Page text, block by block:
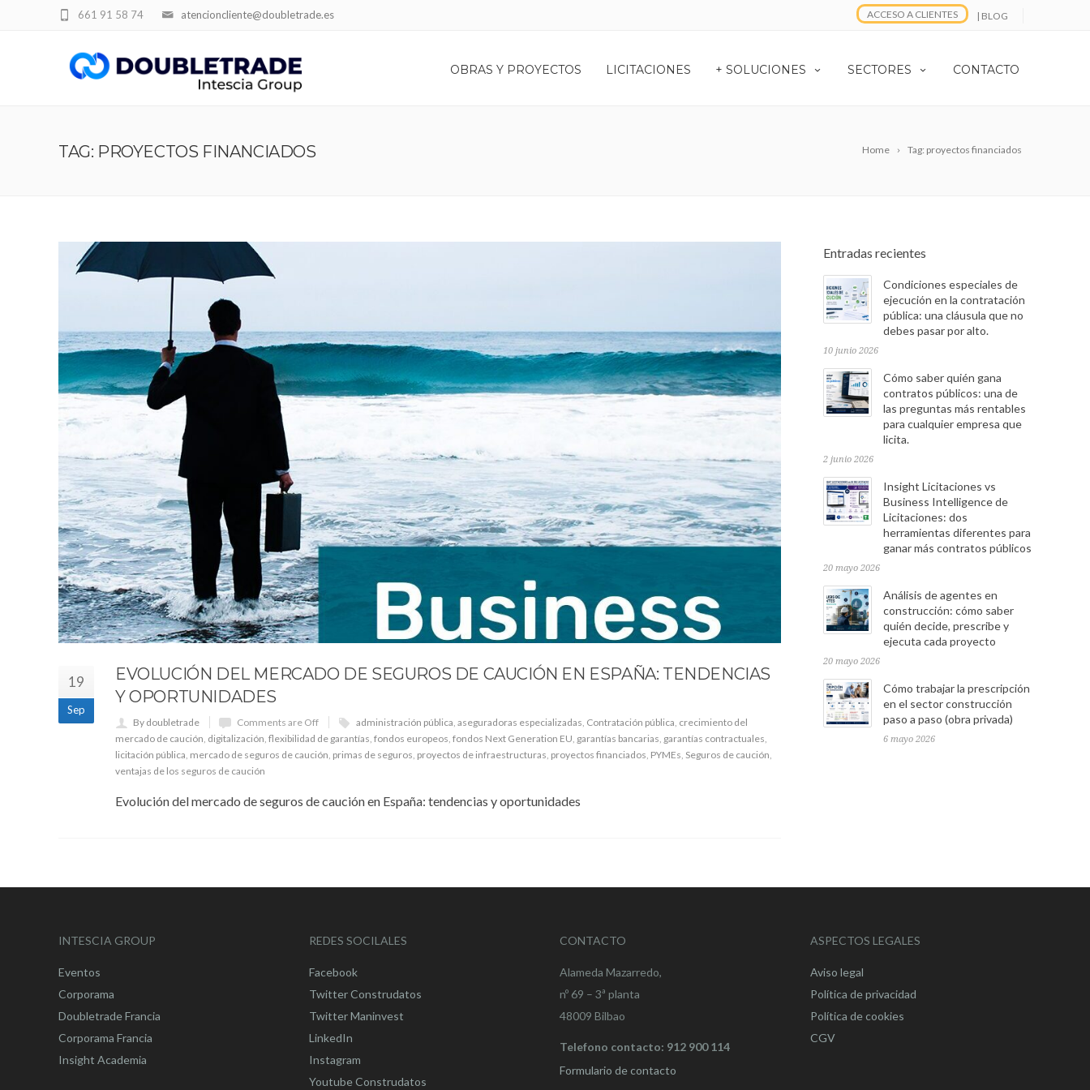
atencioncliente@doubletrade.es
661 91 58 74 ACCESO A CLIENTES | BLOG
OBRAS Y PROYECTOS LICITACIONES + SOLUCIONES SECTORES CONTACTO
Home Tag: proyectos financiados
TAG: PROYECTOS FINANCIADOS
19
Sep
EVOLUCIÓN DEL MERCADO DE SEGUROS DE CAUCIÓN EN ESPAÑA: TENDENCIAS
Y OPORTUNIDADES
By doubletrade Comments are Off administración pública, aseguradoras especializadas, Contratación pública, crecimiento del
mercado de caución, digitalización, flexibilidad de garantías, fondos europeos, fondos Next Generation EU, garantías bancarias, garantías contractuales,
licitación pública, mercado de seguros de caución, primas de seguros, proyectos de infraestructuras, proyectos financiados, PYMEs, Seguros de caución,
ventajas de los seguros de caución
Evolución del mercado de seguros de caución en España: tendencias y oportunidades
Entradas recientes
Condiciones especiales de
ejecución en la contratación
pública: una cláusula que no
debes pasar por alto.
10 junio 2026
Cómo saber quién gana
contratos públicos: una de
las preguntas más rentables
para cualquier empresa que
licita.
2 junio 2026
Insight Licitaciones vs
Business Intelligence de
Licitaciones: dos
herramientas diferentes para
ganar más contratos públicos
20 mayo 2026
Análisis de agentes en
construcción: cómo saber
quién decide, prescribe y
ejecuta cada proyecto
20 mayo 2026
Cómo trabajar la prescripción
en el sector construcción
paso a paso (obra privada)
6 mayo 2026
INTESCIA GROUP
Eventos
Corporama
Doubletrade Francia
Corporama Francia
Insight Academia
REDES SOCILALES
Facebook
Twitter Construdatos
Twitter Maninvest
LinkedIn
Instagram
Youtube Construdatos
CONTACTO
Alameda Mazarredo,
nº 69 – 3ª planta
48009 Bilbao
Telefono contacto: 912 900 114
Formulario de contacto
ASPECTOS LEGALES
Aviso legal
Política de privacidad
Política de cookies
CGV